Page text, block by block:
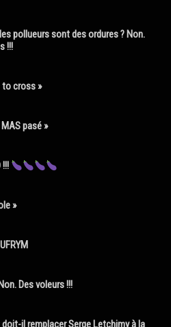
pollueurs sont des ordures ? Non.
!!!
to cross »
pasé »
!!!
»
Des voleurs !!!